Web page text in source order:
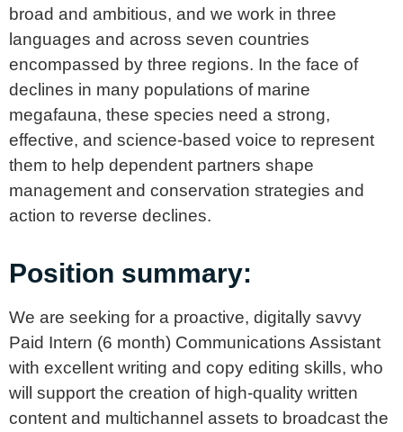
broad and ambitious, and we work in three
languages and across seven countries
encompassed by three regions. In the face of
declines in many populations of marine
megafauna, these species need a strong,
effective, and science-based voice to represent
them to help dependent partners shape
management and conservation strategies and
action to reverse declines.
Position summary:
We are seeking for a proactive, digitally savvy
Paid Intern (6 month) Communications Assistant
with excellent writing and copy editing skills, who
will support the creation of high-quality written
content and multichannel assets to broadcast the